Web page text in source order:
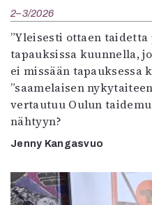
2–3/2026
”Yleisesti ottaen
tapauksissa kuunnella,
ei missään tapauksessa
”saamelaisen
vertautuu Oulun
nähtyyn?
Jenny Kangasvuo